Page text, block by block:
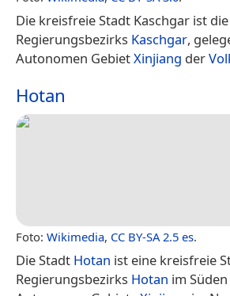
Die kreisfreie Stadt Kaschgar ist
Regierungsbezirks Kaschgar,
Autonomen GebietXinjiang der
Hotan
Foto: Wikimedia, CC BY-SA 2.5 es.
Die Stadt Hotan ist eine kreisfreie
Regierungsbezirks Hotan im